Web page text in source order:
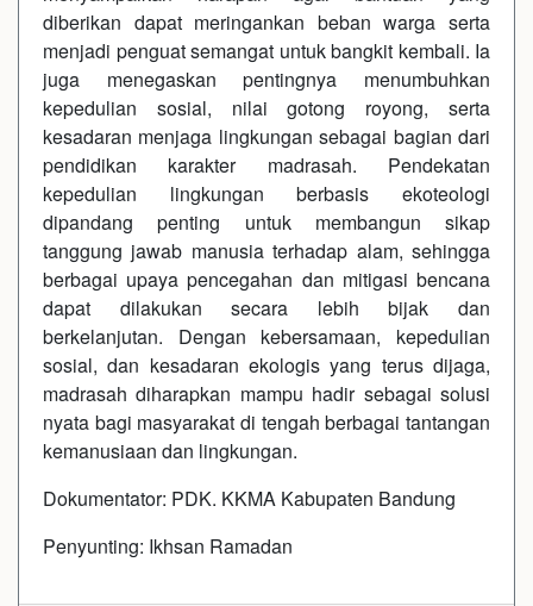
diberikan dapat meringankan beban warga serta
menjadi penguat semangat untuk bangkit kembali. Ia
juga menegaskan pentingnya menumbuhkan
kepedulian sosial, nilai gotong royong, serta
kesadaran menjaga lingkungan sebagai bagian dari
pendidikan karakter madrasah. Pendekatan
kepedulian lingkungan berbasis ekoteologi
dipandang penting untuk membangun sikap
tanggung jawab manusia terhadap alam, sehingga
berbagai upaya pencegahan dan mitigasi bencana
dapat dilakukan secara lebih bijak dan
berkelanjutan. Dengan kebersamaan, kepedulian
sosial, dan kesadaran ekologis yang terus dijaga,
madrasah diharapkan mampu hadir sebagai solusi
nyata bagi masyarakat di tengah berbagai tantangan
kemanusiaan dan lingkungan.
Dokumentator: PDK. KKMA Kabupaten Bandung
Penyunting: Ikhsan Ramadan